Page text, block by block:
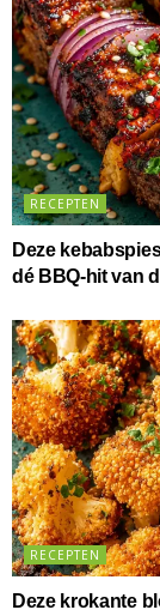
RECEPTEN
Deze
dé BBQ-hit van
RECEPTEN
Deze krokante